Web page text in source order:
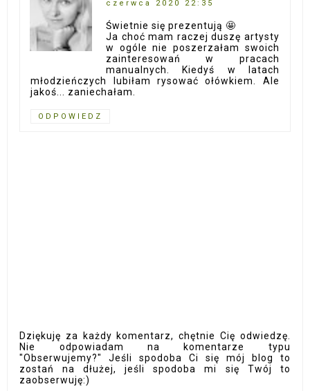
czerwca 2020 22:35
Świetnie się prezentują 🤩
Ja choć mam raczej duszę artysty
w ogóle nie poszerzałam swoich
zainteresowań w pracach
manualnych. Kiedyś w latach
młodzieńczych lubiłam rysować ołówkiem. Ale
jakoś... zaniechałam.
ODPOWIEDZ
Dziękuję za każdy komentarz, chętnie Cię odwiedzę.
Nie odpowiadam na komentarze typu
"Obserwujemy?" Jeśli spodoba Ci się mój blog to
zostań na dłużej, jeśli spodoba mi się Twój to
zaobserwuję:)